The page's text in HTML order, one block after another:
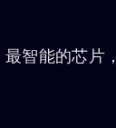
智能的芯片，